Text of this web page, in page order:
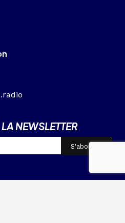
NEWSLETTER